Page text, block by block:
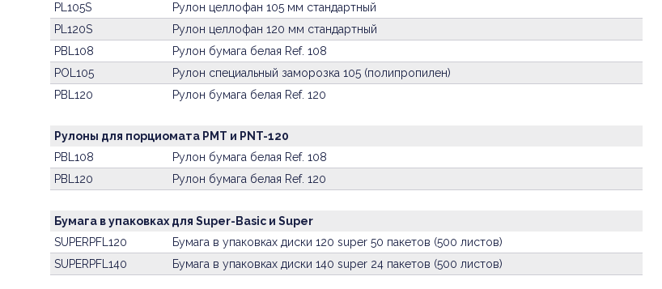
PL105S
Рулон целлофан 105 мм стандартный
PL120S
Рулон целлофан 120 мм стандартный
PBL108
Рулон бумага белая Ref. 108
POL105
Рулон специальный заморозка 105 (полипропилен)
PBL120
Рулон бумага белая Ref. 120
Рулоны для порциомата PMT и PNT-120
PBL108
Рулон бумага белая Ref. 108
PBL120
Рулон бумага белая Ref. 120
Бумага в упаковках для Super-Basic и Super
SUPERPFL120
Бумага в упаковках диски 120 super 50 пакетов (500 листов)
SUPERPFL140
Бумага в упаковках диски 140 super 24 пакетов (500 листов)